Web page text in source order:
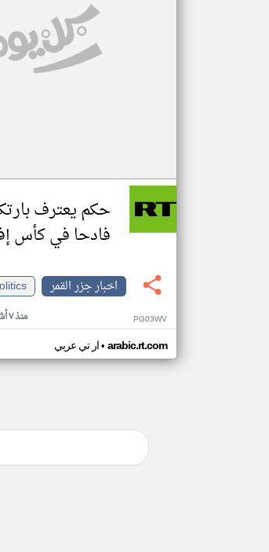
حكم يعترف
فادحا في كأس
اخبار جزر القمر
منذ ٧ أشهر PG03WV
ار تي عربي• arabic.rt.com